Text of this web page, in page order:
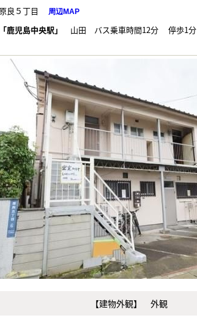
良５丁目 周辺MAP
「鹿児島中央駅」 山田 バス乗車時間12分 停歩1分
【建物外観】 外観